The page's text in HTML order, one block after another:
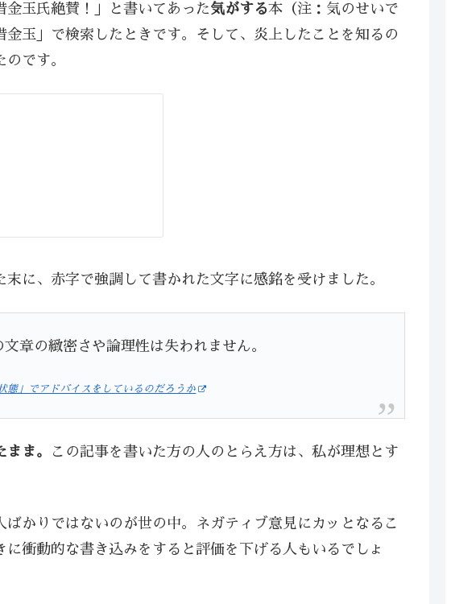
玉氏絶賛！」と書いてあった気がする本（注：気のせいで
金玉」で検索したときです。そして、炎上したことを知るの
です。
に、赤字で強調して書かれた文字に感銘を受けました。
章の緻密さや論理性は失われません。
態」でアドバイスをしているのだろうか
ま。
この記事を書いた方の人のとらえ方は、私が理想とす
ばかりではないのが世の中。ネガティブ意見にカッとなるこ
衝動的な書き込みをすると評価を下げる人もいるでしょ